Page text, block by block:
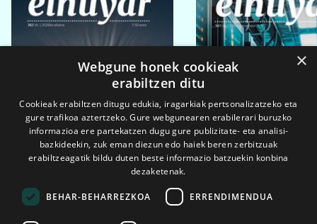
×
Webgune honek cookieak
erabiltzen ditu
Cookieak erabiltzen ditugu edukia, iragarkiak pertsonalizatzeko eta
gure trafikoa aztertzeko. Gure webgunearen erabilerari buruzko
informazioa ere partekatzen dugu gure publizitate- eta analisi-
bazkideekin, zuk eman diezun edo haiek beren zerbitzuak
erabiltzeagatik bildu duten beste informazio batzuekin konbina
dezaketenak.
BEHAR-BEHARREZKOA ERRENDIMENDUA